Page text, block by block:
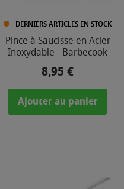
DERNIERS ARTICLES EN STOCK
Pince à Saucisse en Acier
Inoxydable - Barbecook
Prix
8,95 €
Ajouter au panier